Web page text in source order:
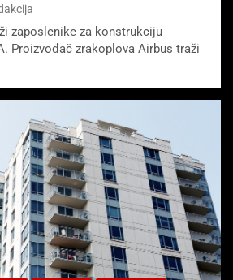
zaposlenike za konstrukciju
Proizvođač zrakoplova Airbus traži